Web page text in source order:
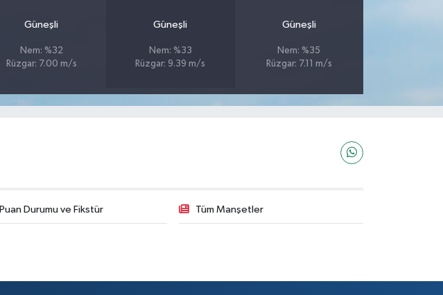
Güneşli
Nem: %32
Rüzgar: 7.00 m/s
Güneşli
Nem: %33
Rüzgar: 9.39 m/s
Güneşli
Nem: %35
Rüzgar: 7.11 m/s
Puan Durumu ve Fikstür Tüm Manşetler